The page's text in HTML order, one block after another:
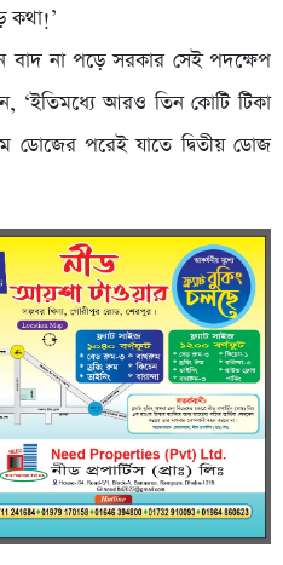
কথা!’
বাদ না পড়ে সরকার সেই পদক্ষেপ
‘ইতিমধ্যে আরও তিন কোটি টিকা
ডোজের পরেই যাতে দ্বিতীয় ডোজ